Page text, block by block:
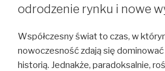
odrodzenie rynku i nowe
Współczesny świat to czas, w
nowoczesność zdają się
historią. Jednakże, paradoksalnie,